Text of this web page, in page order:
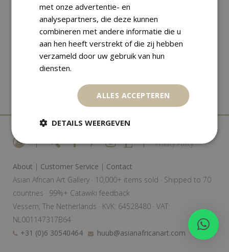
| | Privacy Policy
About | Customer Service | Contact
Asian African Art Gallery · 10,000+ items sold · Shipped to 70
countries · 99%+ Catawiki feedback
Vessem, The Netherlands · KVK: 64528480 · VAT:
NL001147317B64
+31 (0)6 30540464
huub@asianafricanart.com
met onze advertentie- en
analysepartners, die deze kunnen
combineren met andere informatie die u
aan hen heeft verstrekt of die zij hebben
verzameld door uw gebruik van hun
diensten.
ALLES ACCEPTEREN
DETAILS WEERGEVEN